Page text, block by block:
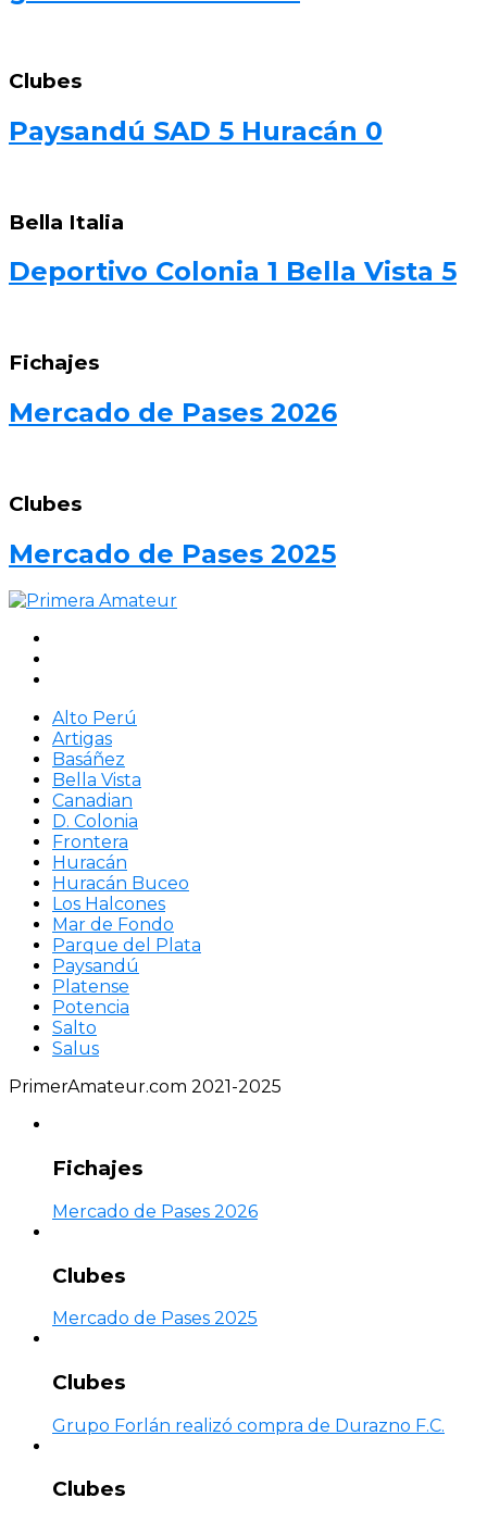
Clubes
Paysandú SAD 5 Huracán 0
Bella Italia
Deportivo Colonia 1 Bella Vista 5
Fichajes
Mercado de Pases 2026
Clubes
Mercado de Pases 2025
Alto Perú
Artigas
Basáñez
Bella Vista
Canadian
D. Colonia
Frontera
Huracán
Huracán Buceo
Los Halcones
Mar de Fondo
Parque del Plata
Paysandú
Platense
Potencia
Salto
Salus
PrimerAmateur.com 2021-2025
Fichajes
Mercado de Pases 2026
Clubes
Mercado de Pases 2025
Clubes
Grupo Forlán realizó compra de Durazno F.C.
Clubes